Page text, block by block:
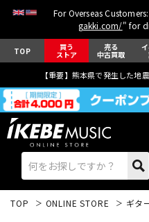
For Overseas
gakki.com/" for
TOP 買う
ストア
売る
中古買取
【重要】熊本県で発生した地
TOP ONLINE STORE ギタ